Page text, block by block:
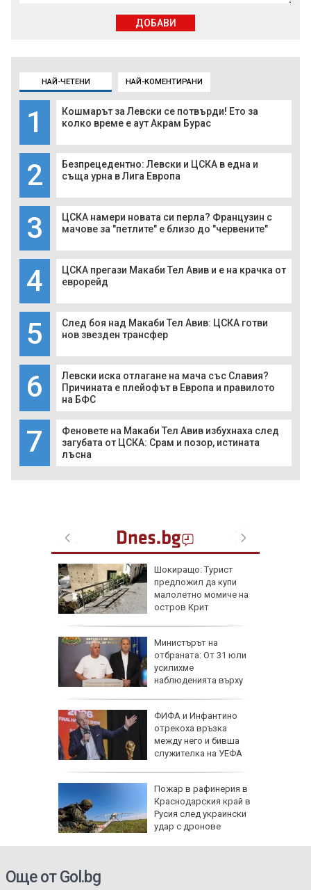
НАЙ-ЧЕТЕНИ НАЙ-КОМЕНТИРАНИ
1
Кошмарът за Левски се потвърди! Ето за
колко време е аут Акрам Бурас
2
Безпрецедентно: Левски и ЦСКА в една и
съща урна в Лига Европа
3
ЦСКА намери новата си перла? Французин с
мачове за "петлите" е близо до "червените"
4
ЦСКА прегази Макаби Тел Авив и е на крачка от
еврорейд
5
След боя над Макаби Тел Авив: ЦСКА готви
нов звезден трансфер
6
Левски иска отлагане на мача със Славия?
Причината е плейофът в Европа и правилото
на БФС
7
Феновете на Макаби Тел Авив избухнаха след
загубата от ЦСКА: Срам и позор, истината
лъсна
Шокиращо: Турист
предложил да купи
малолетно момиче на
остров Крит
Министърът на
отбраната: От 31 юли
усилихме
наблюденията върху
ФИФА и Инфантино
отрекоха връзка
между него и бивша
служителка на УЕФА
Пожар в рафинерия в
Краснодарския край в
Русия след украински
удар с дронове
ДОБАВИ
Още от Gol.bg